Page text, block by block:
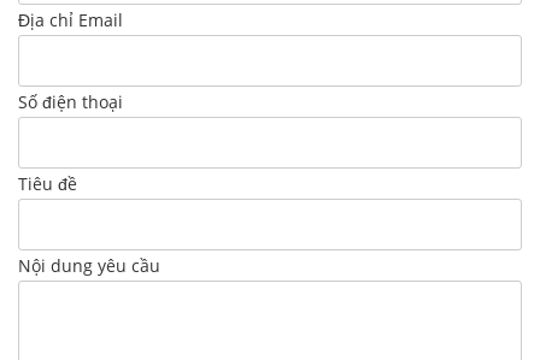
Địa chỉ Email
Số điện thoại
Tiêu đề
Nội dung yêu cầu